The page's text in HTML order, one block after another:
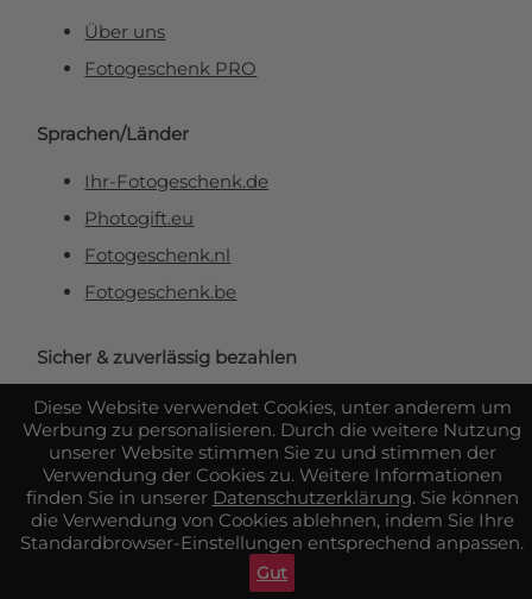
Diese Website verwendet Cookies, unter anderem um
Werbung zu personalisieren. Durch die weitere Nutzung
unserer Website stimmen Sie zu und stimmen der
Verwendung der Cookies zu. Weitere Informationen
finden Sie in unserer Datenschutzerklärung. Sie können
die Verwendung von Cookies ablehnen, indem Sie Ihre
Standardbrowser-Einstellungen entsprechend anpassen.
Gut
Über uns
Fotogeschenk PRO
Sprachen/Länder
Ihr-Fotogeschenk.de
Photogift.eu
Fotogeschenk.nl
Fotogeschenk.be
Sicher & zuverlässig bezahlen